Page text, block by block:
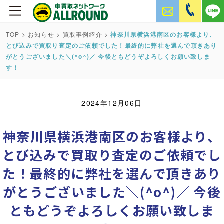
TOP > お知らせ > 買取事例紹介 >神奈川県横浜港南区のお客様より、
とび込みで買取り査定のご依頼でした！最終的に弊社を選んで頂きあり
がとうございました＼(^o^)／ 今後ともどうぞよろしくお願い致しま
す！
2024年12月06日
神奈川県横浜港南区のお客様より、
とび込みで買取り査定のご依頼でし
た！最終的に弊社を選んで頂きあり
がとうございました＼(^o^)／ 今後
ともどうぞよろしくお願い致しま